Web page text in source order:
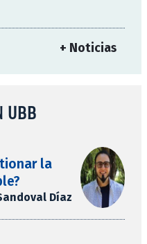
+ Noticias
UBB
la
Díaz